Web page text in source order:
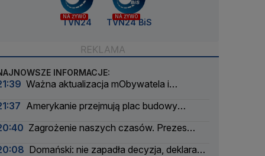
NA ŻYWO
TVN24
NA ŻYWO
TVN24 BiS
INFORMACJE:
Ważna aktualizacja mObywatela i
Amerykanie przejmują plac budowy
Zagrożenie naszych czasów. Prezes
Domański: nie zapadła decyzja, deklaracja